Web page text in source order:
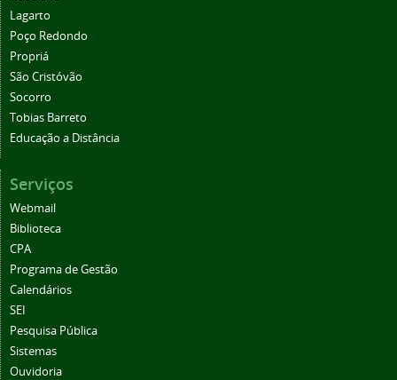
Lagarto
Poço Redondo
Propriá
São Cristóvão
Socorro
Tobias Barreto
Educação a Distância
Serviços
Webmail
Biblioteca
CPA
Programa de Gestão
Calendários
SEI
Pesquisa Pública
Sistemas
Ouvidoria